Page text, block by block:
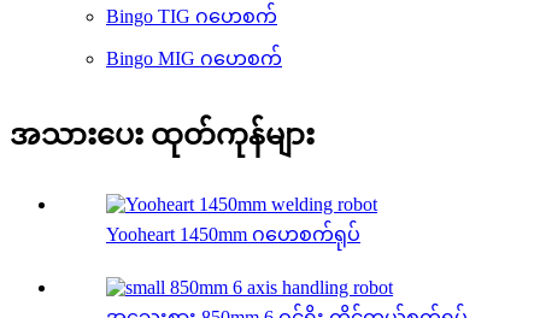
Bingo TIG ဂဟေစက်
Bingo MIG ဂဟေစက်
အသားပေး ထုတ်ကုန်များ
Yooheart 1450mm ဂဟေစက်ရုပ်